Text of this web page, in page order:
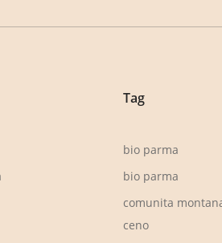
Tag
bio parma
bio parma
comunita
ceno